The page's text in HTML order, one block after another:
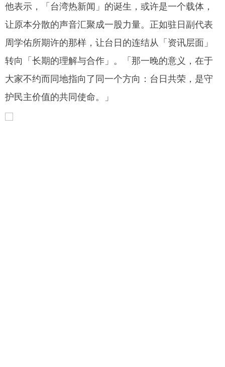
他表示，「台湾热新闻」的诞生，或许是一个载体，
让原本分散的声音汇聚成一股力量。正如驻日副代表
周学佑所期许的那样，让台日的连结从「资讯层面」
转向「长期的理解与合作」。「那一晚的意义，在于
大家不约而同地指向了同一个方向：台日共荣，是守
护民主价值的共同使命。」